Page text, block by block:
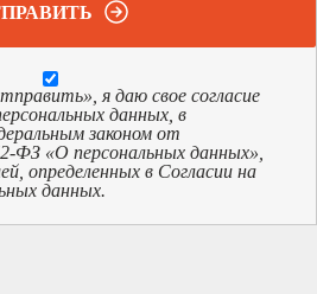
я даю свое согласие
данных, в
законом от
ФЗ «О персональных данных»,
определенных в Согласии на
данных.